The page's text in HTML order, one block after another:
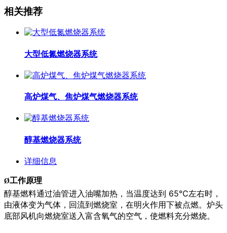
相关推荐
大型低氮燃烧器系统
高炉煤气、焦炉煤气燃烧器系统
醇基燃烧器系统
详细信息
Ø工作原理
醇基燃料通过油管进入油嘴加热，当温度达到 65℃左右时，
由液体变为气体，回流到燃烧室，在明火作用下被点燃。炉头
底部风机向燃烧室送入富含氧气的空气，使燃料充分燃烧。